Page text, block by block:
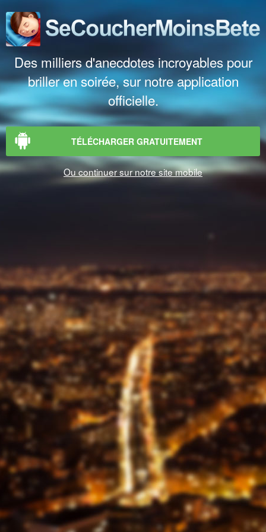
Des milliers d'anecdotes incroyables pour
briller en soirée, sur notre application
officielle.
TÉLÉCHARGER GRATUITEMENT
Ou continuer sur notre site mobile